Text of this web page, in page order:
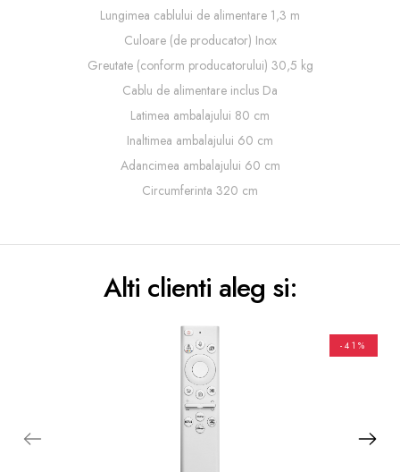
Lungimea cablului de alimentare 1,3 m
Culoare (de producator) Inox
Greutate (conform producatorului) 30,5 kg
Cablu de alimentare inclus Da
Latimea ambalajului 80 cm
Inaltimea ambalajului 60 cm
Adancimea ambalajului 60 cm
Circumferinta 320 cm
Alti clienti aleg si:
-41%